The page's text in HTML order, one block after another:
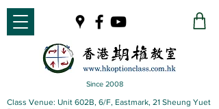
Since 2008
Class Venue: Unit 602B, 6/F, Eastmark, 21 Sheung Yuet